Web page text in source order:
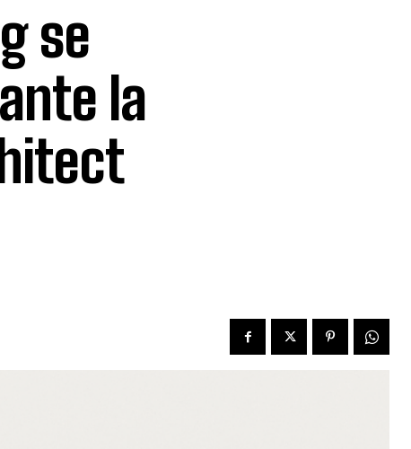
se
la